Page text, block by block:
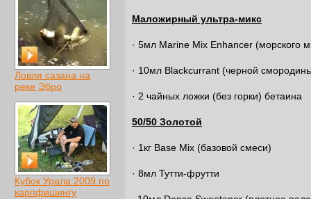
Ловля сазана на
реке Эбро
Кубок Урала 2009 по
карпфишингу
Маложирный ультра-микс
· 5мл Marine Mix Enhancer (морского
· 10мл Blackcurrant (черной
· 2 чайных ложки (без горки) бетаина
50/50 Золотой
· 1кг Base Mix (базовой смеси)
· 8мл Тутти-фрутти